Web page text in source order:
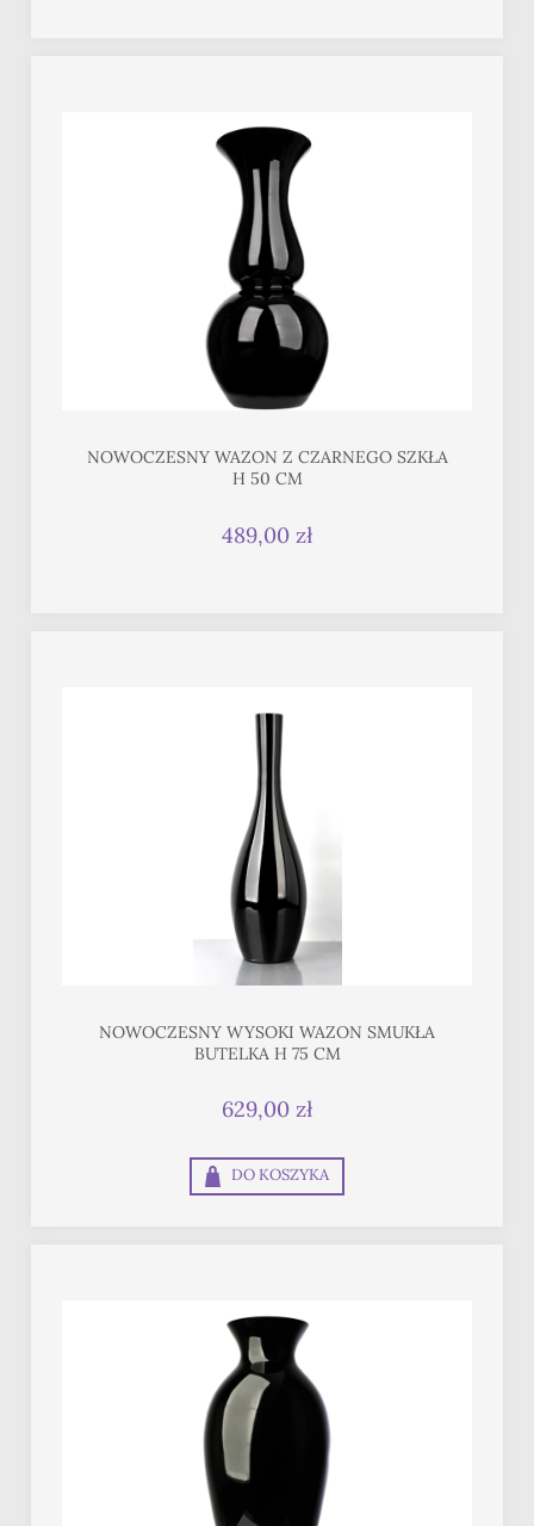
NOWOCZESNY WAZON Z CZARNEGO SZKŁA
H 50 CM
489,00 zł
NOWOCZESNY WYSOKI WAZON SMUKŁA
BUTELKA H 75 CM
629,00 zł
DO KOSZYKA